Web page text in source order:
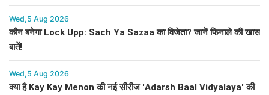
Wed,5 Aug 2026
कौन बनेगा Lock Upp: Sach Ya Sazaa का विजेता? जानें फिनाले की खास
बातें!
Wed,5 Aug 2026
क्या है Kay Kay Menon की नई सीरीज 'Adarsh Baal Vidyalaya' की